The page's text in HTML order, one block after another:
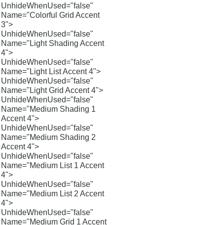
UnhideWhenUsed="false"
Name="Colorful Grid Accent
3">
UnhideWhenUsed="false"
Name="Light Shading Accent
4">
UnhideWhenUsed="false"
Name="Light List Accent 4">
UnhideWhenUsed="false"
Name="Light Grid Accent 4">
UnhideWhenUsed="false"
Name="Medium Shading 1
Accent 4">
UnhideWhenUsed="false"
Name="Medium Shading 2
Accent 4">
UnhideWhenUsed="false"
Name="Medium List 1 Accent
4">
UnhideWhenUsed="false"
Name="Medium List 2 Accent
4">
UnhideWhenUsed="false"
Name="Medium Grid 1 Accent